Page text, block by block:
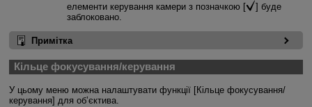
елементи керування камери з позначкою [
] буде
заблоковано.
Примітка
Кільце фокусування/керування
У цьому меню можна налаштувати функції [Кільце фокусування/
керування] для об’єктива.